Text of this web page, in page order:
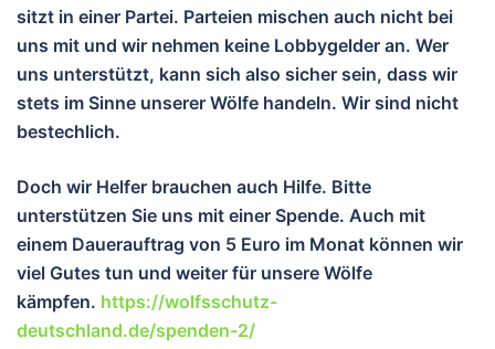
sitzt in einer Partei. Parteien mischen auch nicht bei
uns mit und wir nehmen keine Lobbygelder an. Wer
uns unterstützt, kann sich also sicher sein, dass wir
stets im Sinne unserer Wölfe handeln. Wir sind nicht
bestechlich.
Doch wir Helfer brauchen auch Hilfe. Bitte
unterstützen Sie uns mit einer Spende. Auch mit
einem Dauerauftrag von 5 Euro im Monat können wir
viel Gutes tun und weiter für unsere Wölfe
kämpfen. https://wolfsschutz-
deutschland.de/spenden-2/